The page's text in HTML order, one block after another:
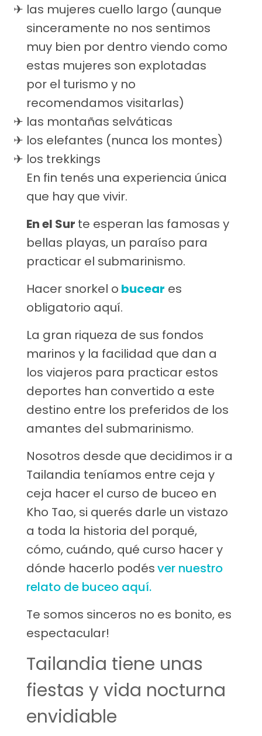
las mujeres cuello largo (aunque
sinceramente no nos sentimos
muy bien por dentro viendo como
estas mujeres son explotadas
por el turismo y no
recomendamos visitarlas)
las montañas selváticas
los elefantes (nunca los montes)
los trekkings
En fin tenés una experiencia única
que hay que vivir.
En el Sur te esperan las famosas y
bellas playas, un paraíso para
practicar el submarinismo.
Hacer snorkel o bucear es
obligatorio aquí.
La gran riqueza de sus fondos
marinos y la facilidad que dan a
los viajeros para practicar estos
deportes han convertido a este
destino entre los preferidos de los
amantes del submarinismo.
Nosotros desde que decidimos ir a
Tailandia teníamos entre ceja y
ceja hacer el curso de buceo en
Kho Tao, si querés darle un vistazo
a toda la historia del porqué,
cómo, cuándo, qué curso hacer y
dónde hacerlo podésver nuestro
relato de buceo aquí.
Te somos sinceros no es bonito, es
espectacular!
Tailandia tiene unas
fiestas y vida nocturna
envidiable